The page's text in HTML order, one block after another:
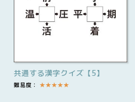
共通する漢字クイズ【5】
難易度： ★★★★★